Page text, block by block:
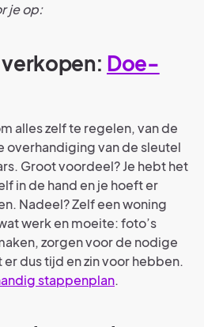
je op:
Doe-
alles zelf te regelen, van de
van de sleutel
Groot voordeel? Je hebt het
in de hand en je hoeft er
Nadeel? Zelf een woning
werk en moeite: foto’s
zorgen voor de nodige
dus tijd en zin voor hebben.
stappenplan.